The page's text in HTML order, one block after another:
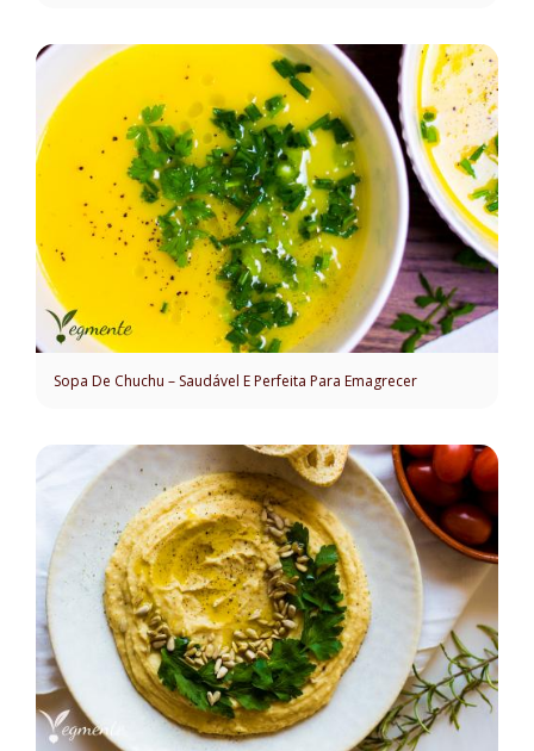
Sopa De Chuchu – Saudável E Perfeita Para Emagrecer